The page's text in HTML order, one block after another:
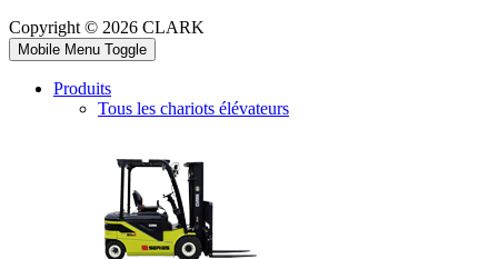
Copyright © 2026 CLARK
Mobile Menu Toggle
Produits
Tous les chariots élévateurs